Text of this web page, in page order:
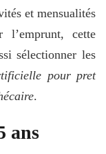
et mensualités
l’emprunt, cette
sélectionner les
pour pret
.
ans